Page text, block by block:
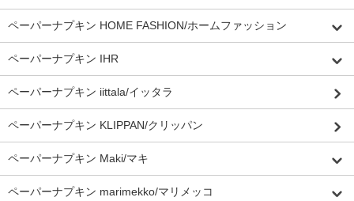
ペーパーナプキン HOME FASHION/ホームファッション
ペーパーナプキン IHR
ペーパーナプキン iittala/イッタラ
ペーパーナプキン KLIPPAN/クリッパン
ペーパーナプキン Maki/マキ
ペーパーナプキン marimekko/マリメッコ